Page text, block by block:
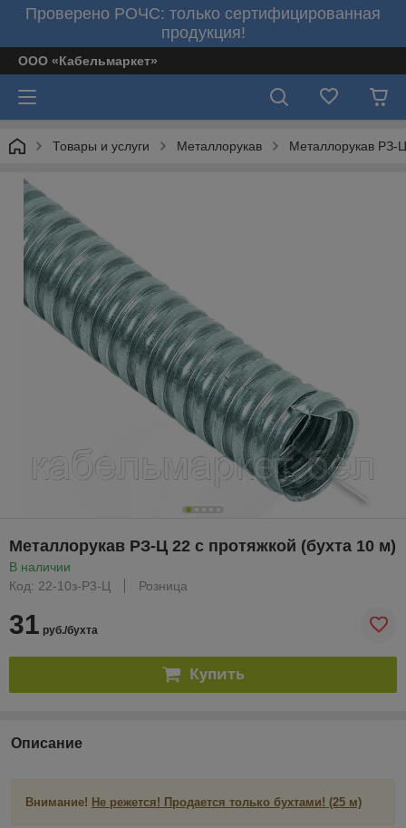
Проверено РОЧС: только сертифицированная
продукция!
ООО «Кабельмаркет»
Товары и услуги Металлорукав Металлорукав РЗ-
Металлорукав РЗ-Ц 22 с протяжкой (бухта 10 м)
В наличии
Код: 22-10з-Р3-Ц
Розница
31 руб./бухта
Купить
Описание
Внимание! Не режется! Продается только бухтами! (25 м)